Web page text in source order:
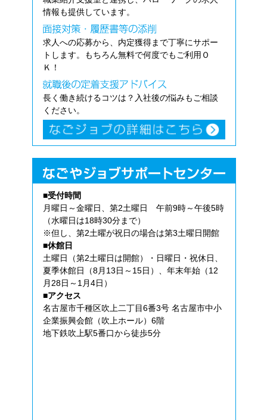
情報も提供しています。
求人への応募から、内定獲得まで丁寧にサポー
トします。もちろん無料で何度でもご利用Ｏ
Ｋ！
長く働き続けるコツは？入社後の悩みもご相談
ください。
■受付時間
月曜日～金曜日、第2土曜日 午前9時～午後5時
（水曜日は18時30分まで）
※但し、第2土曜が祝日の場合は第3土曜日開館
■休館日
土曜日（第2土曜日は開館）・日曜日・祝休日、
夏季休館日（8月13日～15日）、年末年始（12
月28日～1月4日）
■アクセス
名古屋市千種区吹上二丁目6番3号 名古屋市中小
企業振興会館（吹上ホール）6階
地下鉄吹上駅5番口から徒歩5分